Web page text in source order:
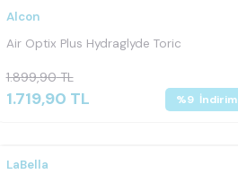
Alcon
Air Optix Plus Hydraglyde Toric
1.899,90TL
1.719,90 TL %9İndirim
Yeni
LaBella